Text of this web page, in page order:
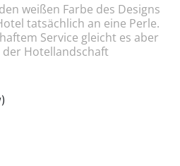
weißen Farbe des Designs
tatsächlich an eine Perle.
Service gleicht es aber
der Hotellandschaft